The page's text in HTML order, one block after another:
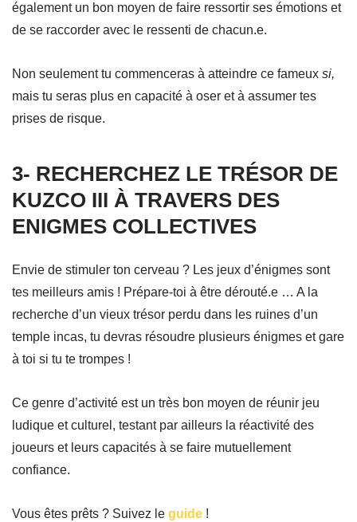
également un bon moyen de faire ressortir ses émotions et
de se raccorder avec le ressenti de chacun.e.
Non seulement tu commenceras à atteindre ce fameux si,
mais tu seras plus en capacité à oser et à assumer tes
prises de risque.
3- RECHERCHEZ LE TRÉSOR DE
KUZCO III À TRAVERS DES
ENIGMES COLLECTIVES
Envie de stimuler ton cerveau ? Les jeux d’énigmes sont
tes meilleurs amis ! Prépare-toi à être dérouté.e … A la
recherche d’un vieux trésor perdu dans les ruines d’un
temple incas, tu devras résoudre plusieurs énigmes et gare
à toi si tu te trompes !
Ce genre d’activité est un très bon moyen de réunir jeu
ludique et culturel, testant par ailleurs la réactivité des
joueurs et leurs capacités à se faire mutuellement
confiance.
Vous êtes prêts ? Suivez le guide !